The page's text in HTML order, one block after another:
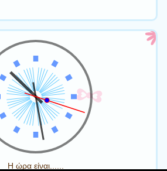
Η ώρα είναι......